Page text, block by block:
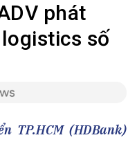
phát
số
TP.HCM (HDBank)